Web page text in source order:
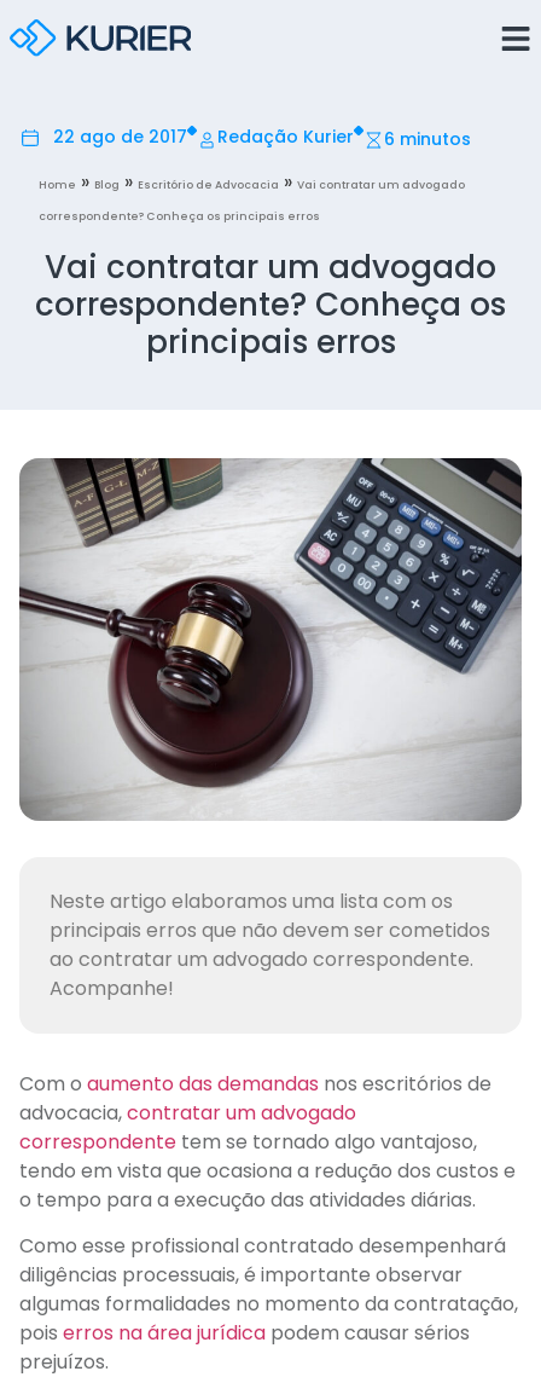
22 ago de 2017 Redação Kurier 6 minutos
Home » Blog » Escritório de Advocacia » Vai contratar um advogado
correspondente? Conheça os principais erros
Vai contratar um advogado
correspondente? Conheça os
principais erros
Neste artigo elaboramos uma lista com os
principais erros que não devem ser cometidos
ao contratar um advogado correspondente.
Acompanhe!
Com o aumento das demandas nos escritórios de
advocacia,contratar um advogado
correspondente tem se tornado algo vantajoso,
tendo em vista que ocasiona a redução dos custos e
o tempo para a execução das atividades diárias.
Como esse profissional contratado desempenhará
diligências processuais, é importante observar
algumas formalidades no momento da contratação,
pois erros na área jurídica podem causar sérios
prejuízos.